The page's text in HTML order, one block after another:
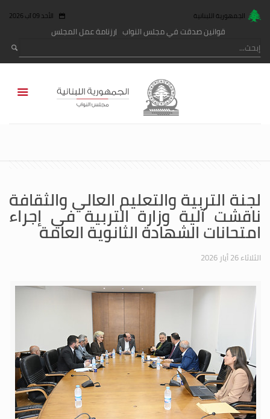
الجمهورية اللبنانية الأحد 09 آب 2026
قوانين صدقت في مجلس النواب رزنامة عمل المجلس
لجنة التربية والتعليم العالي والثقافة
ناقشت آلية وزارة التربية في إجراء
امتحانات الشهادة الثانوية العامة
الثلاثاء 26 أيار 2026